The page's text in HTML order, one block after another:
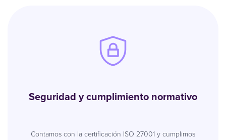
Seguridad y cumplimiento normativo
Contamos con la certificación ISO 27001 y cumplimos